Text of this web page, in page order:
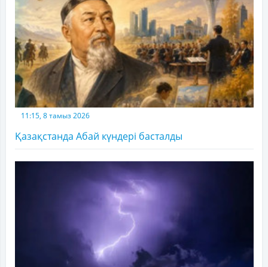
11:15, 8 тамыз 2026
Қазақстанда Абай күндері басталды